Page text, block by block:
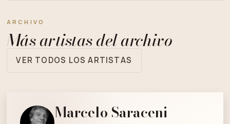
ARCHIVO
Más artistas del archivo
VER TODOS LOS ARTISTAS
Marcelo Saraceni